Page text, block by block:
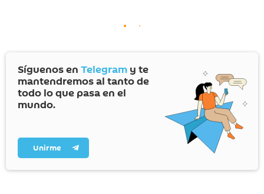
Síguenos en Telegram y te
mantendremos al tanto de
todo lo que pasa en el
mundo.
Unirme